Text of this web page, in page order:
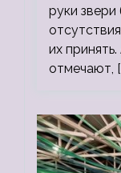
руки звери
их
отмечают,